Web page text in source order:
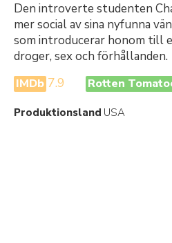
Den introverte studenten
mer social av sina nyfunna
som introducerar honom till
droger, sex och förhållanden.
IMDb 7.9 Rotten
Produktionsland USA